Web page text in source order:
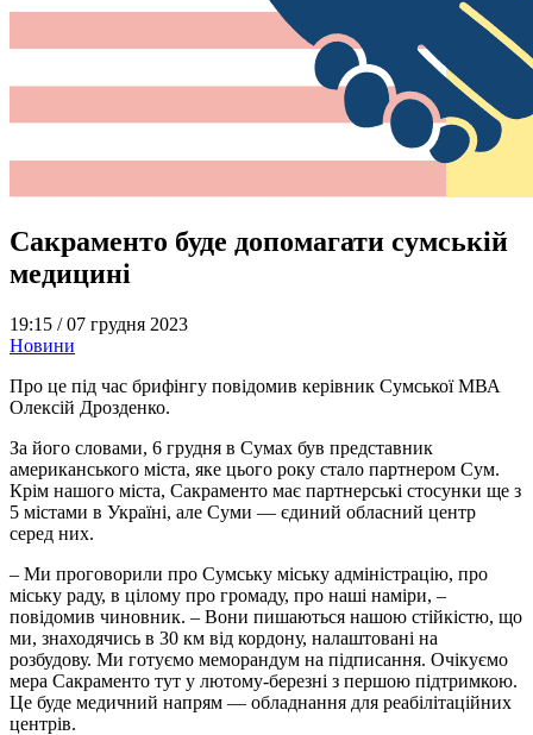
Сакраменто буде допомагати сумській
медицині
19:15 /07 грудня 2023
Новини
Про це під час брифінгу повідомив керівник Сумської МВА
Олексій Дрозденко.
За його словами, 6 грудня в Сумах був представник
американського міста, яке цього року стало партнером Сум.
Крім нашого міста, Сакраменто має партнерські стосунки ще з
5 містами в Україні, але Суми — єдиний обласний центр
серед них.
– Ми проговорили про Сумську міську адміністрацію, про
міську раду, в цілому про громаду, про наші наміри, –
повідомив чиновник. – Вони пишаються нашою стійкістю, що
ми, знаходячись в 30 км від кордону, налаштовані на
розбудову. Ми готуємо меморандум на підписання. Очікуємо
мера Сакраменто тут у лютому-березні з першою підтримкою.
Це буде медичний напрям — обладнання для реабілітаційних
центрів.